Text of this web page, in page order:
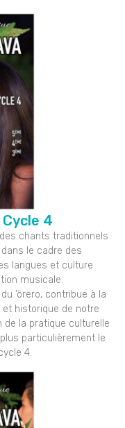
4
chants traditionnels
dans le cadre des
langues et culture
musicale.
’ōrero, contribue à la
historique de notre
la pratique culturelle
particulièrement le
4.